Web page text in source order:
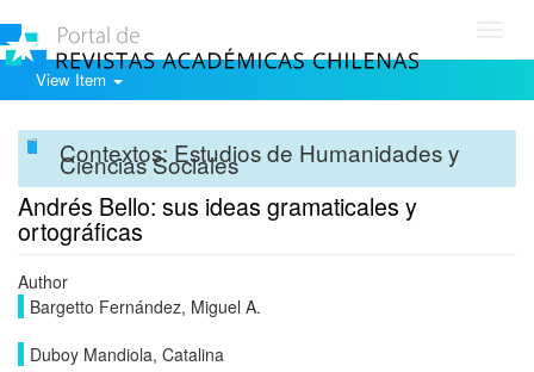
View Item
Contextos: Estudios de Humanidades y
Ciencias Sociales
Andrés Bello: sus ideas gramaticales y
ortográficas
Author
Bargetto Fernández, Miguel A.
Duboy Mandiola, Catalina